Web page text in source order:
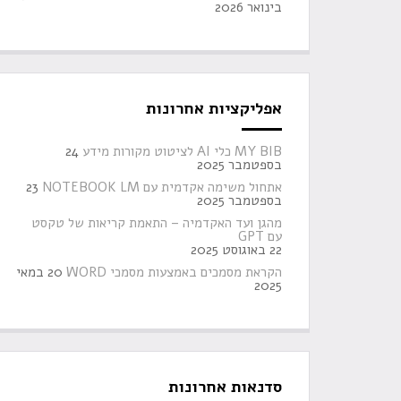
בינואר 2026
אפליקציות אחרונות
MY BIB כלי AI לציטוט מקורות מידע 24
בספטמבר 2025
אתחול משימה אקדמית עם NOTEBOOK LM
23
בספטמבר 2025
מהגן ועד האקדמיה – התאמת קריאות של טקסט
עם GPT
22 באוגוסט 2025
הקראת מסמכים באמצעות מסמכי WORD
20 במאי
2025
סדנאות אחרונות